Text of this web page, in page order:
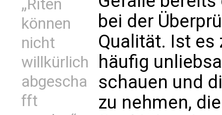
„Riten
können
nicht
willkürlich
abgescha
fft
bei der
Qualität. Ist
häufig
schauen und
zu nehmen,